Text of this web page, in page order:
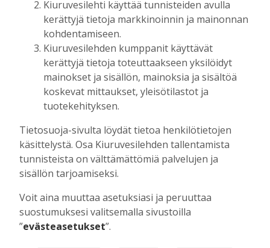
Tilaajille
Aku Laatikainen 09:00
UUSIMMAT
MIELIPIDE 7.8. 12:26
Terveisiä eduskuntaan
Vilho Ruotsalainen 7.8.2026 12:26
HYVINVOINTIALUE 7.8. 12:00
Kiuruvedelle ja Iisalmeen
helpottaa kaupunkien lääkäripulaa
Aku Laatikainen 7.8.2026 12:00
Kiuruvesilehti käyttää tunnisteiden avulla
kerättyjä tietoja markkinoinnin ja mainonnan
kohdentamiseen.
Kiuruvesilehden kumppanit käyttävät
kerättyjä tietoja toteuttaakseen yksilöidyt
mainokset ja sisällön, mainoksia ja sisältöä
koskevat mittaukset, yleisötilastot ja
tuotekehityksen.
Tietosuoja-sivulta löydät tietoa henkilötietojen
käsittelystä. Osa Kiuruvesilehden tallentamista
tunnisteista on välttämättömiä palvelujen ja
sisällön tarjoamiseksi.
Voit aina muuttaa asetuksiasi ja peruuttaa
suostumuksesi valitsemalla sivustoilla
”evästeasetukset”.